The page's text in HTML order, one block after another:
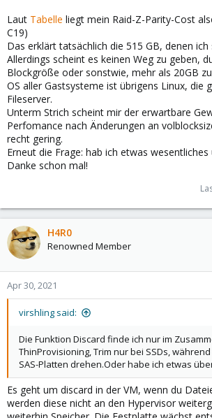
Laut Tabelle liegt mein Raid-Z-Parity-Cost
C19)
Das erklärt tatsächlich die 515 GB, denen
Allerdings scheint es keinen Weg zu geben,
Blockgröße oder sonstwie, mehr als 20GB
OS aller Gastsysteme ist übrigens Linux, die
Fileserver.
Unterm Strich scheint mir der erwartbare
Perfomance nach Änderungen an
recht gering.
Erneut die Frage: hab ich etwas wesentliches
Danke schon mal!
H4R0
Renowned Member
Apr 30, 2021
virshling said:
Die Funktion Discard finde ich nur im
ThinProvisioning, Trim nur bei SSDs,
SAS-Platten drehen.Oder habe ich etwas
Es geht um discard in der VM, wenn du
werden diese nicht an den Hypervisor